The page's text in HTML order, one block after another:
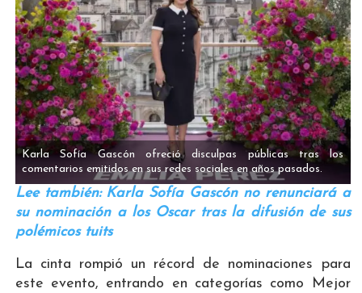
Karla Sofía Gascón ofreció disculpas públicas tras los
comentarios emitidos en sus redes sociales en años pasados.
Lee también: Karla Sofía Gascón no renunciará a
su nominación a los Oscar tras la difusión de sus
polémicos tuits
La cinta rompió un récord de nominaciones para
este evento, entrando en categorías como Mejor